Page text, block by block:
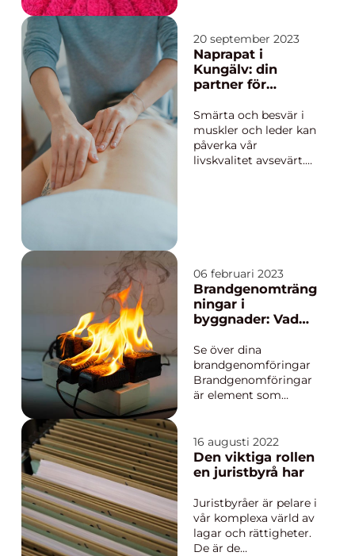
arkitektur utan också
för dess distinkta och
ofta krävande klimat.
Med kalla vintrar och
ett par högkvalitativa
handskar en oumb...
20 september 2023
Naprapat i
Kungälv: din
partner för
hälsa
Smärta och besvär i
muskler och leder kan
påverka vår
livskvalitet avsevärt.
06 februari 2023
Brandgenomträng
ningar i
byggnader: Vad
Se över dina
brandgenomföringar
Brandgenomföringar
är element som
eller ett golv, t.ex.
kanaler, rör, kablar,
ledningar med mera.
brandgenomföringar
är att m&...
16 augusti 2022
Den viktiga rollen
en juristbyrå har
Juristbyråer är pelare i
vår komplexa värld av
lagar och rättigheter.
De är de